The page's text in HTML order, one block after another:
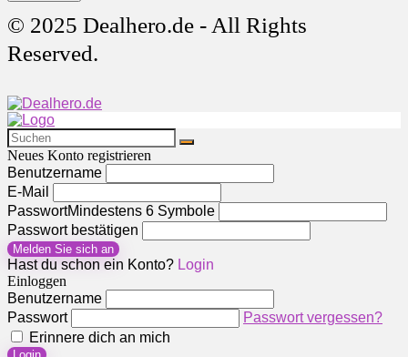
© 2025 Dealhero.de - All Rights
Reserved.
Neues Konto registrieren
Benutzername
E-Mail
PasswortMindestens 6 Symbole
Passwort bestätigen
Melden Sie sich an
Hast du schon ein Konto? Login
Einloggen
Benutzername
Passwort
Passwort vergessen?
Erinnere dich an mich